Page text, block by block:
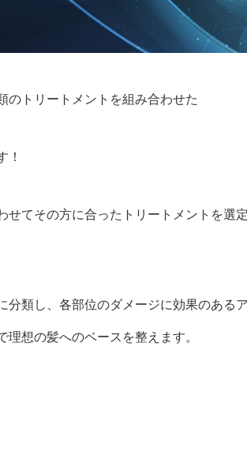
のトリートメントを組み合わせた
！
せてその方に合ったトリートメントを選
分類し、各部位のダメージに効果のある
想の髪へのベースを整えます。